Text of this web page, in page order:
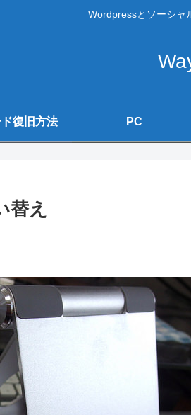
Wordpressとソーシャ
復旧方法 PC
替え